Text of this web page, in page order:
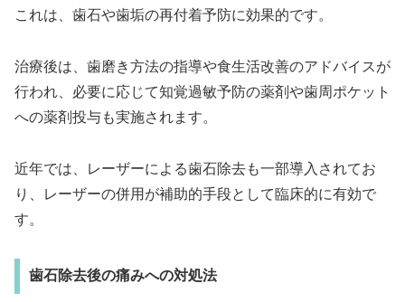
これは、歯石や歯垢の再付着予防に効果的です。
治療後は、歯磨き方法の指導や食生活改善のアドバイスが
行われ、必要に応じて知覚過敏予防の薬剤や歯周ポケット
への薬剤投与も実施されます。
近年では、レーザーによる歯石除去も一部導入されてお
り、レーザーの併用が補助的手段として臨床的に有効で
す。
歯石除去後の痛みへの対処法